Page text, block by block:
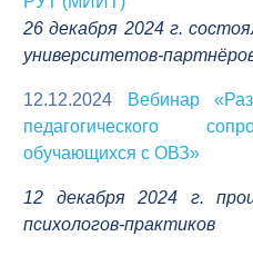
26 декабря 2024 г.
университетов-
12.12.2024
Вебинар
педагогического
обучающихся с ОВЗ»
12 декабря 2024 г.
психологов-практиков